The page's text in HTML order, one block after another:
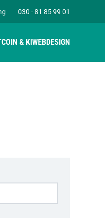
030 - 81 85 99 01
& KIWEBDESIGN